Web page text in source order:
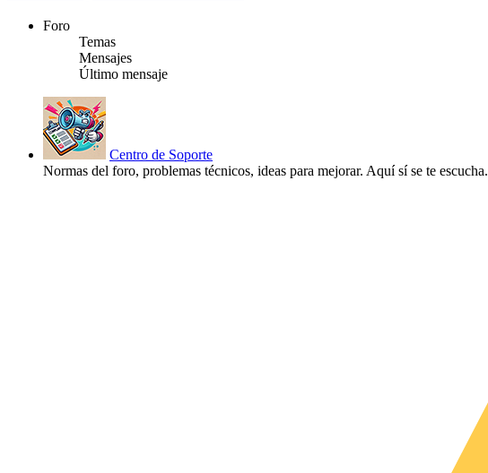
Foro
Temas
Mensajes
Último mensaje
Centro de Soporte
Normas del foro, problemas técnicos, ideas para mejorar. Aquí sí se te escucha.